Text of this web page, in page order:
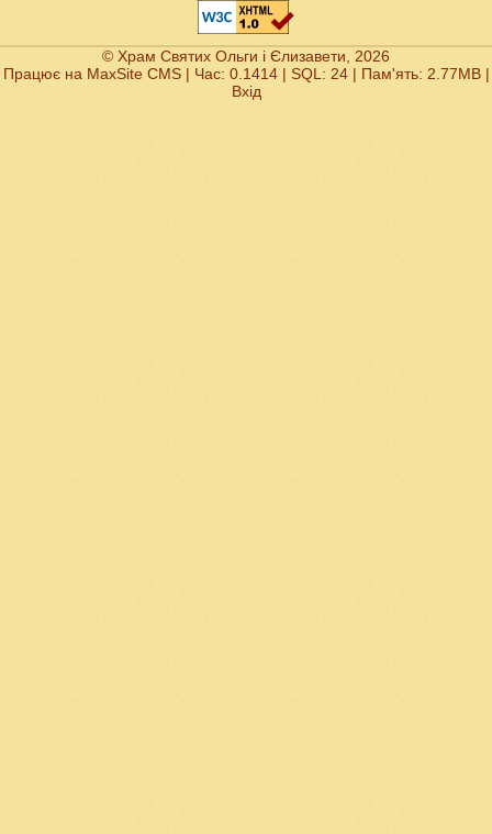
© Храм Святих Ольги і Єлизавети, 2026
Працює на MaxSite CMS| Час: 0.1414 | SQL: 24 | Пам'ять: 2.77MB|
Вхід